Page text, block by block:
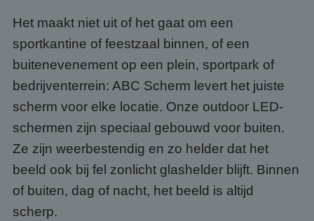
Het maakt niet uit of het gaat om een
sportkantine of feestzaal binnen, of een
buitenevenement op een plein, sportpark of
bedrijventerrein: ABC Scherm levert het juiste
scherm voor elke locatie. Onze outdoor LED-
schermen zijn speciaal gebouwd voor buiten.
Ze zijn weerbestendig en zo helder dat het
beeld ook bij fel zonlicht glashelder blijft. Binnen
of buiten, dag of nacht, het beeld is altijd
scherp.